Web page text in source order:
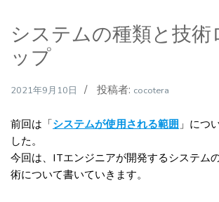
システムの種類と技術
ップ
2021年9月10日 投稿者: cocotera
前回は「システムが使用される範囲 」につ
した。
今回は、ITエンジニアが開発するシステム
術について書いていきます。